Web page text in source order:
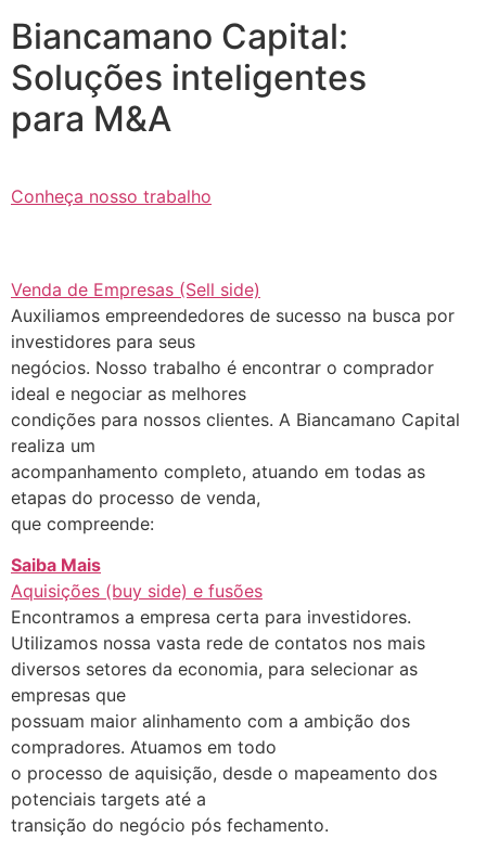
Biancamano Capital:
Soluções inteligentes
para M&A
Conheça nosso trabalho
Venda de Empresas (Sell side)
Auxiliamos empreendedores de sucesso na busca por
investidores para seus
negócios. Nosso trabalho é encontrar o comprador
ideal e negociar as melhores
condições para nossos clientes. A Biancamano Capital
realiza um
acompanhamento completo, atuando em todas as
etapas do processo de venda,
que compreende:
Saiba Mais
Aquisições (buy side) e fusões
Encontramos a empresa certa para investidores.
Utilizamos nossa vasta rede de contatos nos mais
diversos setores da economia, para selecionar as
empresas que
possuam maior alinhamento com a ambição dos
compradores. Atuamos em todo
o processo de aquisição, desde o mapeamento dos
potenciais targets até a
transição do negócio pós fechamento.